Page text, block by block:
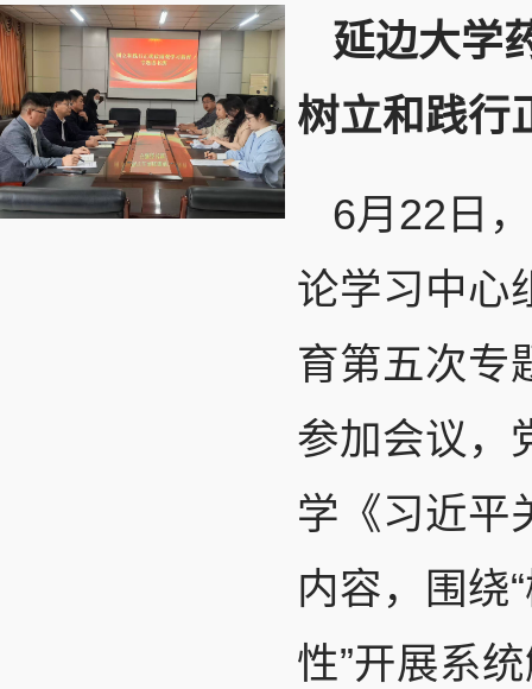
延边大学
树立和践行
6月22日
论学习中心
育第五次专
参加会议，
学《习近平
内容，围绕
性”开展系